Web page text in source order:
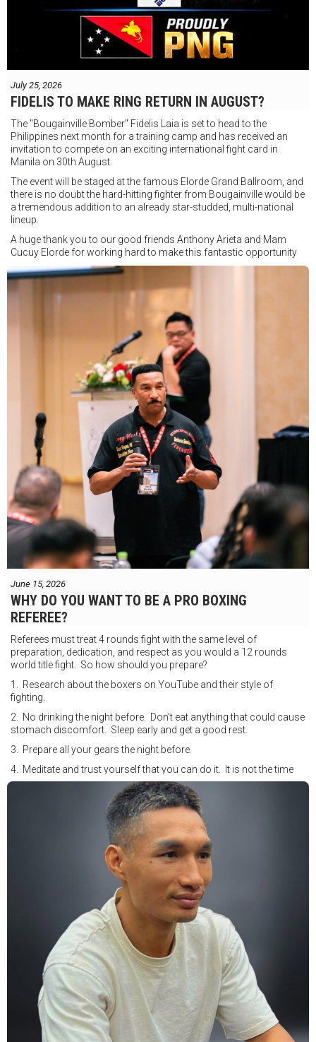
July 25, 2026
FIDELIS TO MAKE RING RETURN IN AUGUST?
The "Bougainville Bomber" Fidelis Laia is set to head to the
Philippines next month for a training camp and has received an
invitation to compete on an exciting international fight card in
Manila on 30th August.
The event will be staged at the famous Elorde Grand Ballroom, and
there is no doubt the hard-hitting fighter from Bougainville would be
a tremendous addition to an already star-studded, multi-national
lineup.
A huge thank you to our good friends Anthony Arieta and Mam
Cucuy Elorde for working hard to make this fantastic opportunity
We hope to have some exciting news to share very soon!
June 15, 2026
WHY DO YOU WANT TO BE A PRO BOXING
REFEREE?
Referees must treat 4 rounds fight with the same level of
preparation, dedication, and respect as you would a 12 rounds
world title fight. So how should you prepare?
1. Research about the boxers on YouTube and their style of
fighting.
2. No drinking the night before. Don't eat anything that could cause
stomach discomfort. Sleep early and get a good rest.
3. Prepare all your gears the night before.
4. Meditate and trust yourself that you can do it. It is not the time
for self doubt.
5. Conduct yourself as if you are on the world stage for a world
championship fight. Remeber that everyone is watching.
6. It's ok to make a mistake but its not okay to hesitate. When you
make a call, make it loud and clear.
Know that it is not about you. It's about ensuring the safety and the
fairness for the boxers who put their lives in the ring. At the end,
what Tony Weeks said during the Referee training seminar
encapsulates it well. "You do it for the love and respect of the
#professionalboxing
#proboxingreferee
#Tonyweeks